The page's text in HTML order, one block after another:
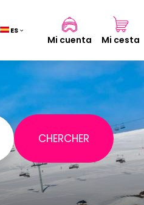
ES
Mi cuenta Mi cesta
0,00 €
January
FRI